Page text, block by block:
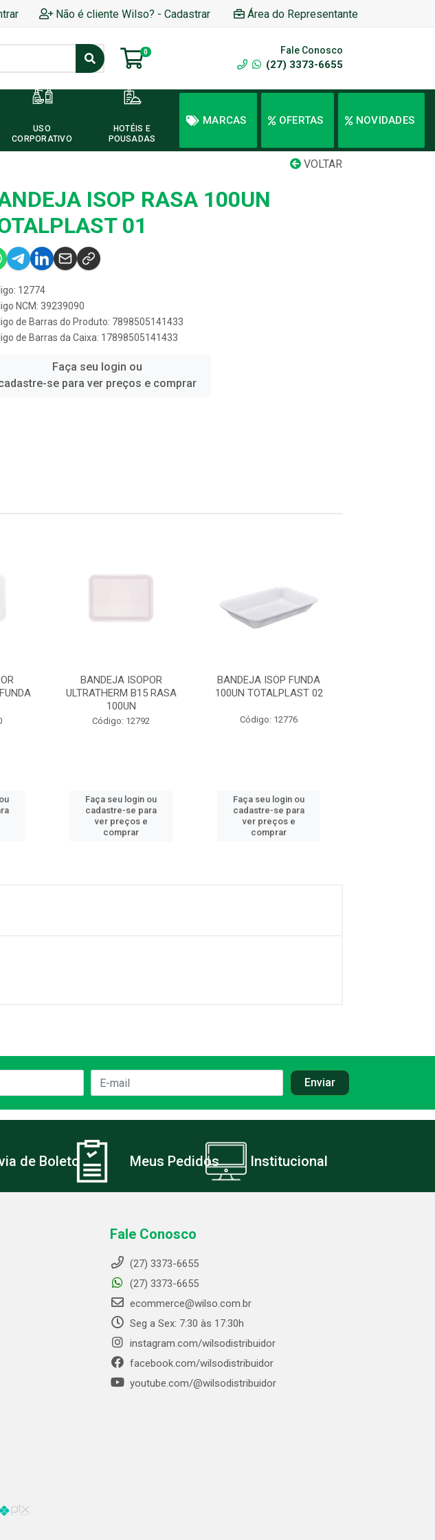
Não é cliente Wilso? - Cadastrar Área do Representante
0 Fale Conosco
(27) 3373-6655
USO
CORPORATIVO
HOTÉIS E
POUSADAS
MARCAS OFERTAS NOVIDADES
VOLTAR
ISOP RASA 100UN
01
12774
NCM: 39239090
de Barras do Produto: 7898505141433
de Barras da Caixa: 17898505141433
Faça seu login ou
se para ver preços e comprar
BANDEJA ISOPOR
ULTRATHERM B15 RASA
100UN
Código: 12792
Faça seu login ou
cadastre-se para
ver preços e
comprar
BANDEJA ISOP FUNDA
100UN TOTALPLAST 02
Código: 12776
Faça seu login ou
cadastre-se para
ver preços e
comprar
de Boleto Meus Pedidos Institucional
Fale Conosco
(27) 3373-6655
(27) 3373-6655
ecommerce@wilso.com.br
Seg a Sex: 7:30 às 17:30h
instagram.com/wilsodistribuidor
facebook.com/wilsodistribuidor
youtube.com/@wilsodistribuidor